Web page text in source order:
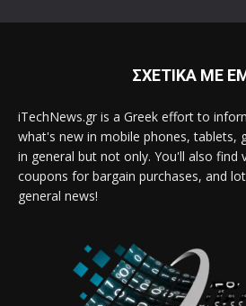
ΣΧΕΤΙΚΑ ΜΕ
iTechNews.gr is a Greek effort to
what's new in mobile phones, tablets,
in general but not only. You'll also find
coupons for bargain purchases, and
general news!